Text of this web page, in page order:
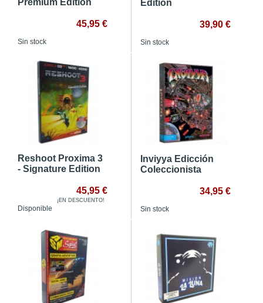
Premium Edition
45,95 €
Sin stock
Edition
39,90 €
Sin stock
Reshoot Proxima 3
- Signature Edition
45,95 €
¡EN DESCUENTO!
Disponible
Inviyya Edicción
Coleccionista
34,95 €
Sin stock